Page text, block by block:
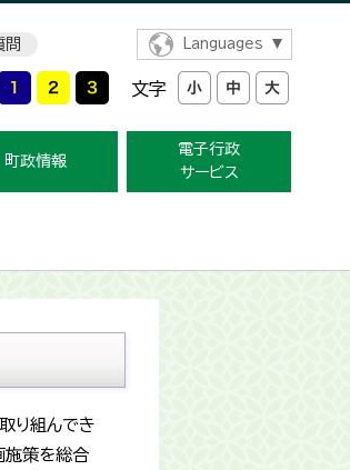
問 Languages
文字
町政情報
電子行政
サービス
り組んでき
施策を総合